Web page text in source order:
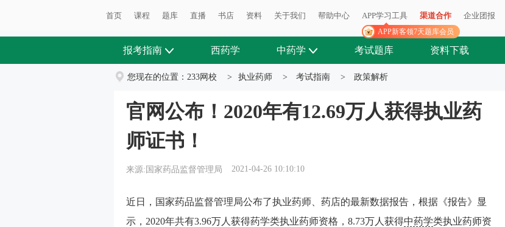
首页 课程 题库 直播 书店 资料 关于我们 帮助中心 APP学习工具
APP新客领7天题库会员
渠道合作 企业团报
报考指南 西药学 中药学 考试题库 资料下载
您现在的位置： 233网校 > 执业药师 > 考试指南 > 政策解析
官网公布！2020年有12.69万人获得执业药
师证书！
来源:国家药品监督管理局 2021-04-26 10:10:10
近日，国家药品监督管理局公布了执业药师、药店的最新数据报告，根据《报告》显
示，2020年共有3.96万人获得药学类执业药师资格，8.73万人获得中药学类执业药师资